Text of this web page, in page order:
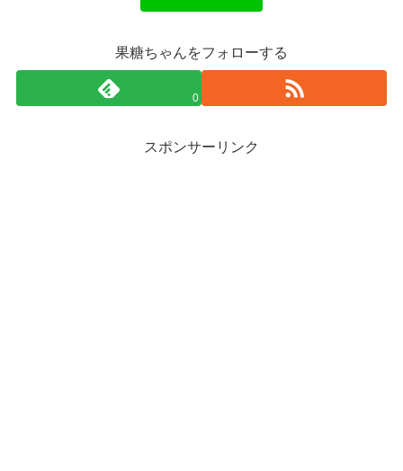
果糖ちゃんをフォローする
0
スポンサーリンク